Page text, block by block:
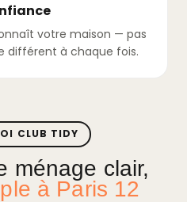
votre maison — pas
différent à chaque fois.
CLUB TIDY
ménage clair,
à Paris 12